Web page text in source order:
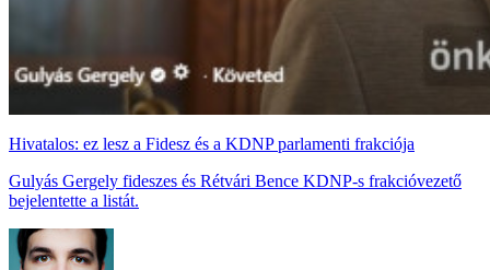
Hivatalos: ez lesz a Fidesz és a KDNP parlamenti frakciója
Gulyás Gergely fideszes és Rétvári Bence KDNP-s frakcióvezető
bejelentette a listát.